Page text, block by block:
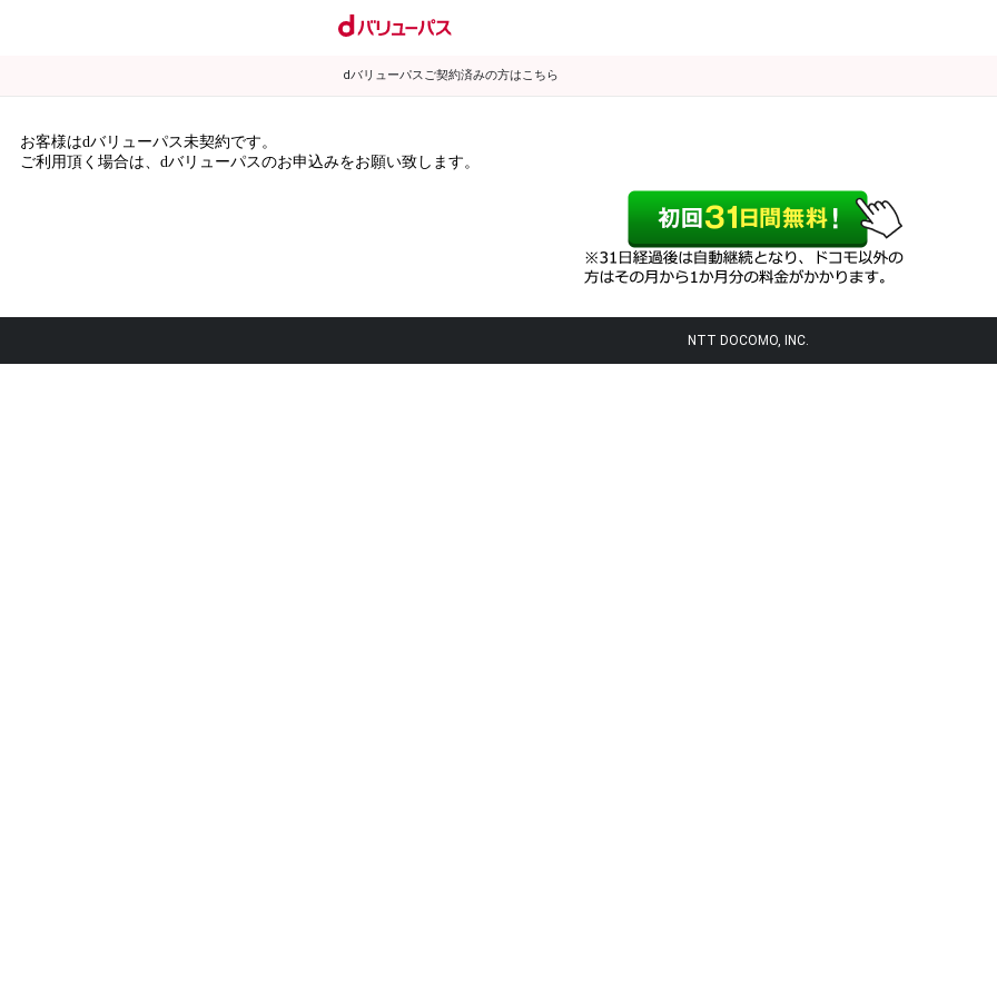
dバリューパスご契約済みの方はこちら
お客様はdバリューパス未契約です。
ご利用頂く場合は、dバリューパスのお申込みをお願い致します。
NTT DOCOMO, INC.